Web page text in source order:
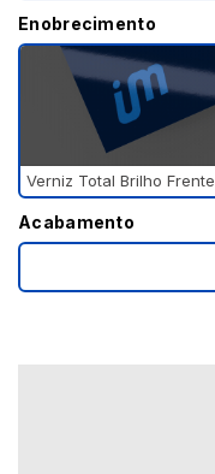
Enobrecimento
Verniz Total Brilho Frente
Acabamento